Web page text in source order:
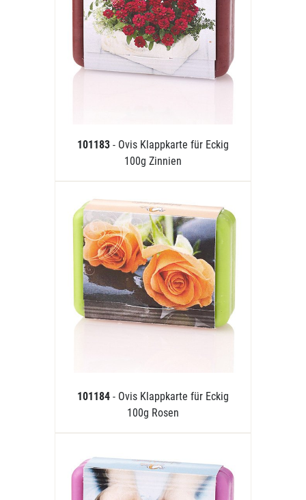
101183 - Ovis Klappkarte für Eckig
100g Zinnien
101184 - Ovis Klappkarte für Eckig
100g Rosen